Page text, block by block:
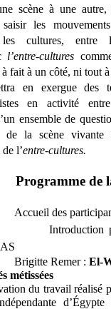
scène à une
les
cultures, entre
l’entre-cultures
fait à un côté, ni tout
en exergue des
en activité
ensemble de
de la scène vivante
l’entre-cultures.
Programme de
des
par
Remer : El-
métissées
du travail réalisé